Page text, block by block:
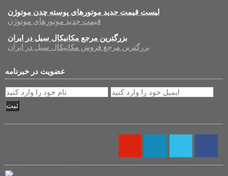
لیست قیمت جدید موتورهای پوسته چدن موتوژن
قیمت جدید موتورهای موتوژن
بزرگترین مرجع مکانیکال سیل در ایران
بزرگترین مرجع فروش مکانیکال سیل در ایران
عضویت در خبرنامه
ثبت